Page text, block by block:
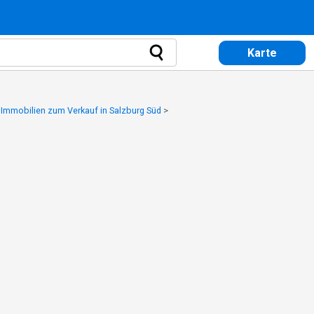
Karte
Immobilien zum Verkauf in Salzburg Süd >